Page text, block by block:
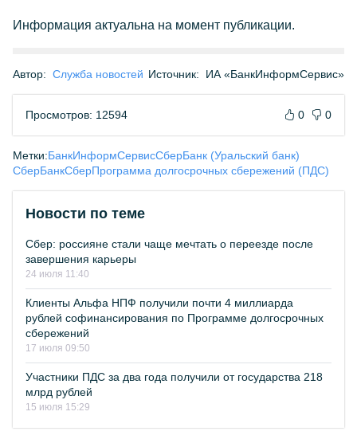
Информация актуальна на момент публикации.
Автор: Служба новостей Источник: ИА «БанкИнформСервис»
Просмотров: 12594 0 0
Метки:БанкИнформСервисСберБанк (Уральский банк)
СберБанкСберПрограмма долгосрочных сбережений (ПДС)
Новости по теме
Сбер: россияне стали чаще мечтать о переезде после
завершения карьеры
24 июля 11:40
Клиенты Альфа НПФ получили почти 4 миллиарда
рублей софинансирования по Программе долгосрочных
сбережений
17 июля 09:50
Участники ПДС за два года получили от государства 218
млрд рублей
15 июля 15:29